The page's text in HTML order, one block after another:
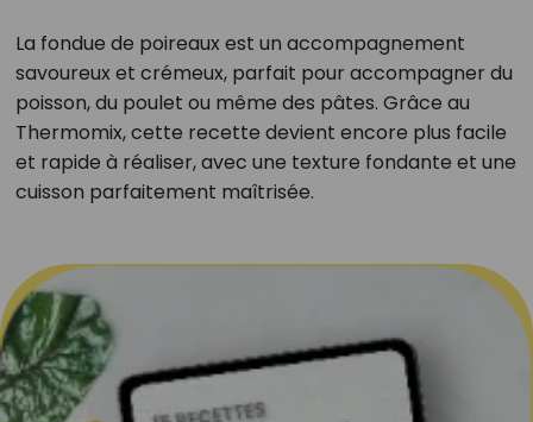
La fondue de poireaux est un accompagnement
savoureux et crémeux, parfait pour accompagner du
poisson, du poulet ou même des pâtes. Grâce au
Thermomix, cette recette devient encore plus facile
et rapide à réaliser, avec une texture fondante et une
cuisson parfaitement maîtrisée.